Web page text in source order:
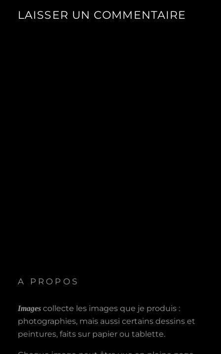
LAISSER UN COMMENTAIRE
A PROPOS
Images collecte les images que je produis :
photographies, mais aussi certains dessins et
peintures, faits sur papier ou tablette.